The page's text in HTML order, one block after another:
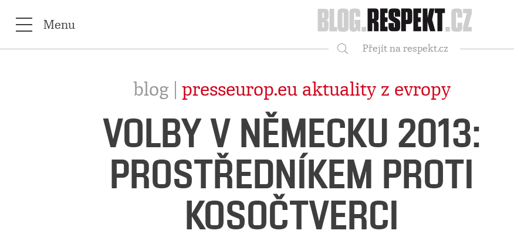
Respekt
Menu
Přejít na respekt.cz
blog | presseurop.eu aktuality z evropy
VOLBY V NĚMECKU 2013:
PROSTŘEDNÍKEM PROTI
KOSOČTVERCI